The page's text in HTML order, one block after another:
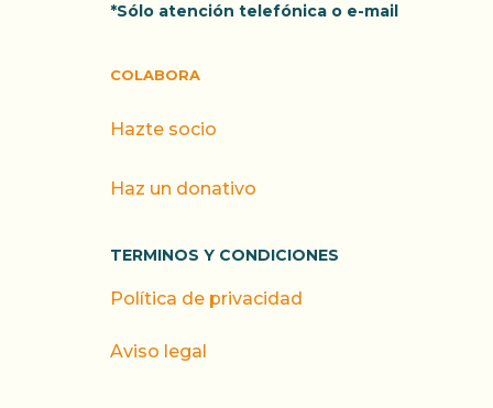
*Sólo atención telefónica o e-mail
COLABORA
Hazte socio
Haz un donativo
TERMINOS Y CONDICIONES
Política de privacidad
Aviso legal